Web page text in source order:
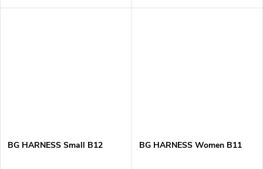
BG HARNESS Small B12 BG HARNESS Women B11